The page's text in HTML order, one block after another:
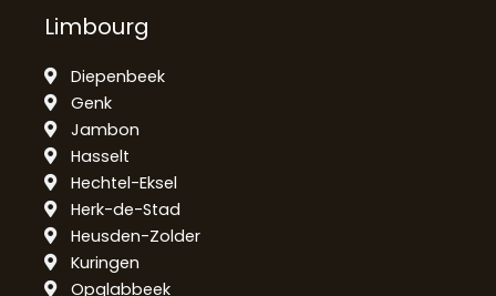
Limbourg
Diepenbeek
Genk
Jambon
Hasselt
Hechtel-Eksel
Herk-de-Stad
Heusden-Zolder
Kuringen
Opglabbeek